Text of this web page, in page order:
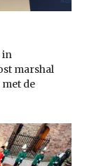
in
marshal
de